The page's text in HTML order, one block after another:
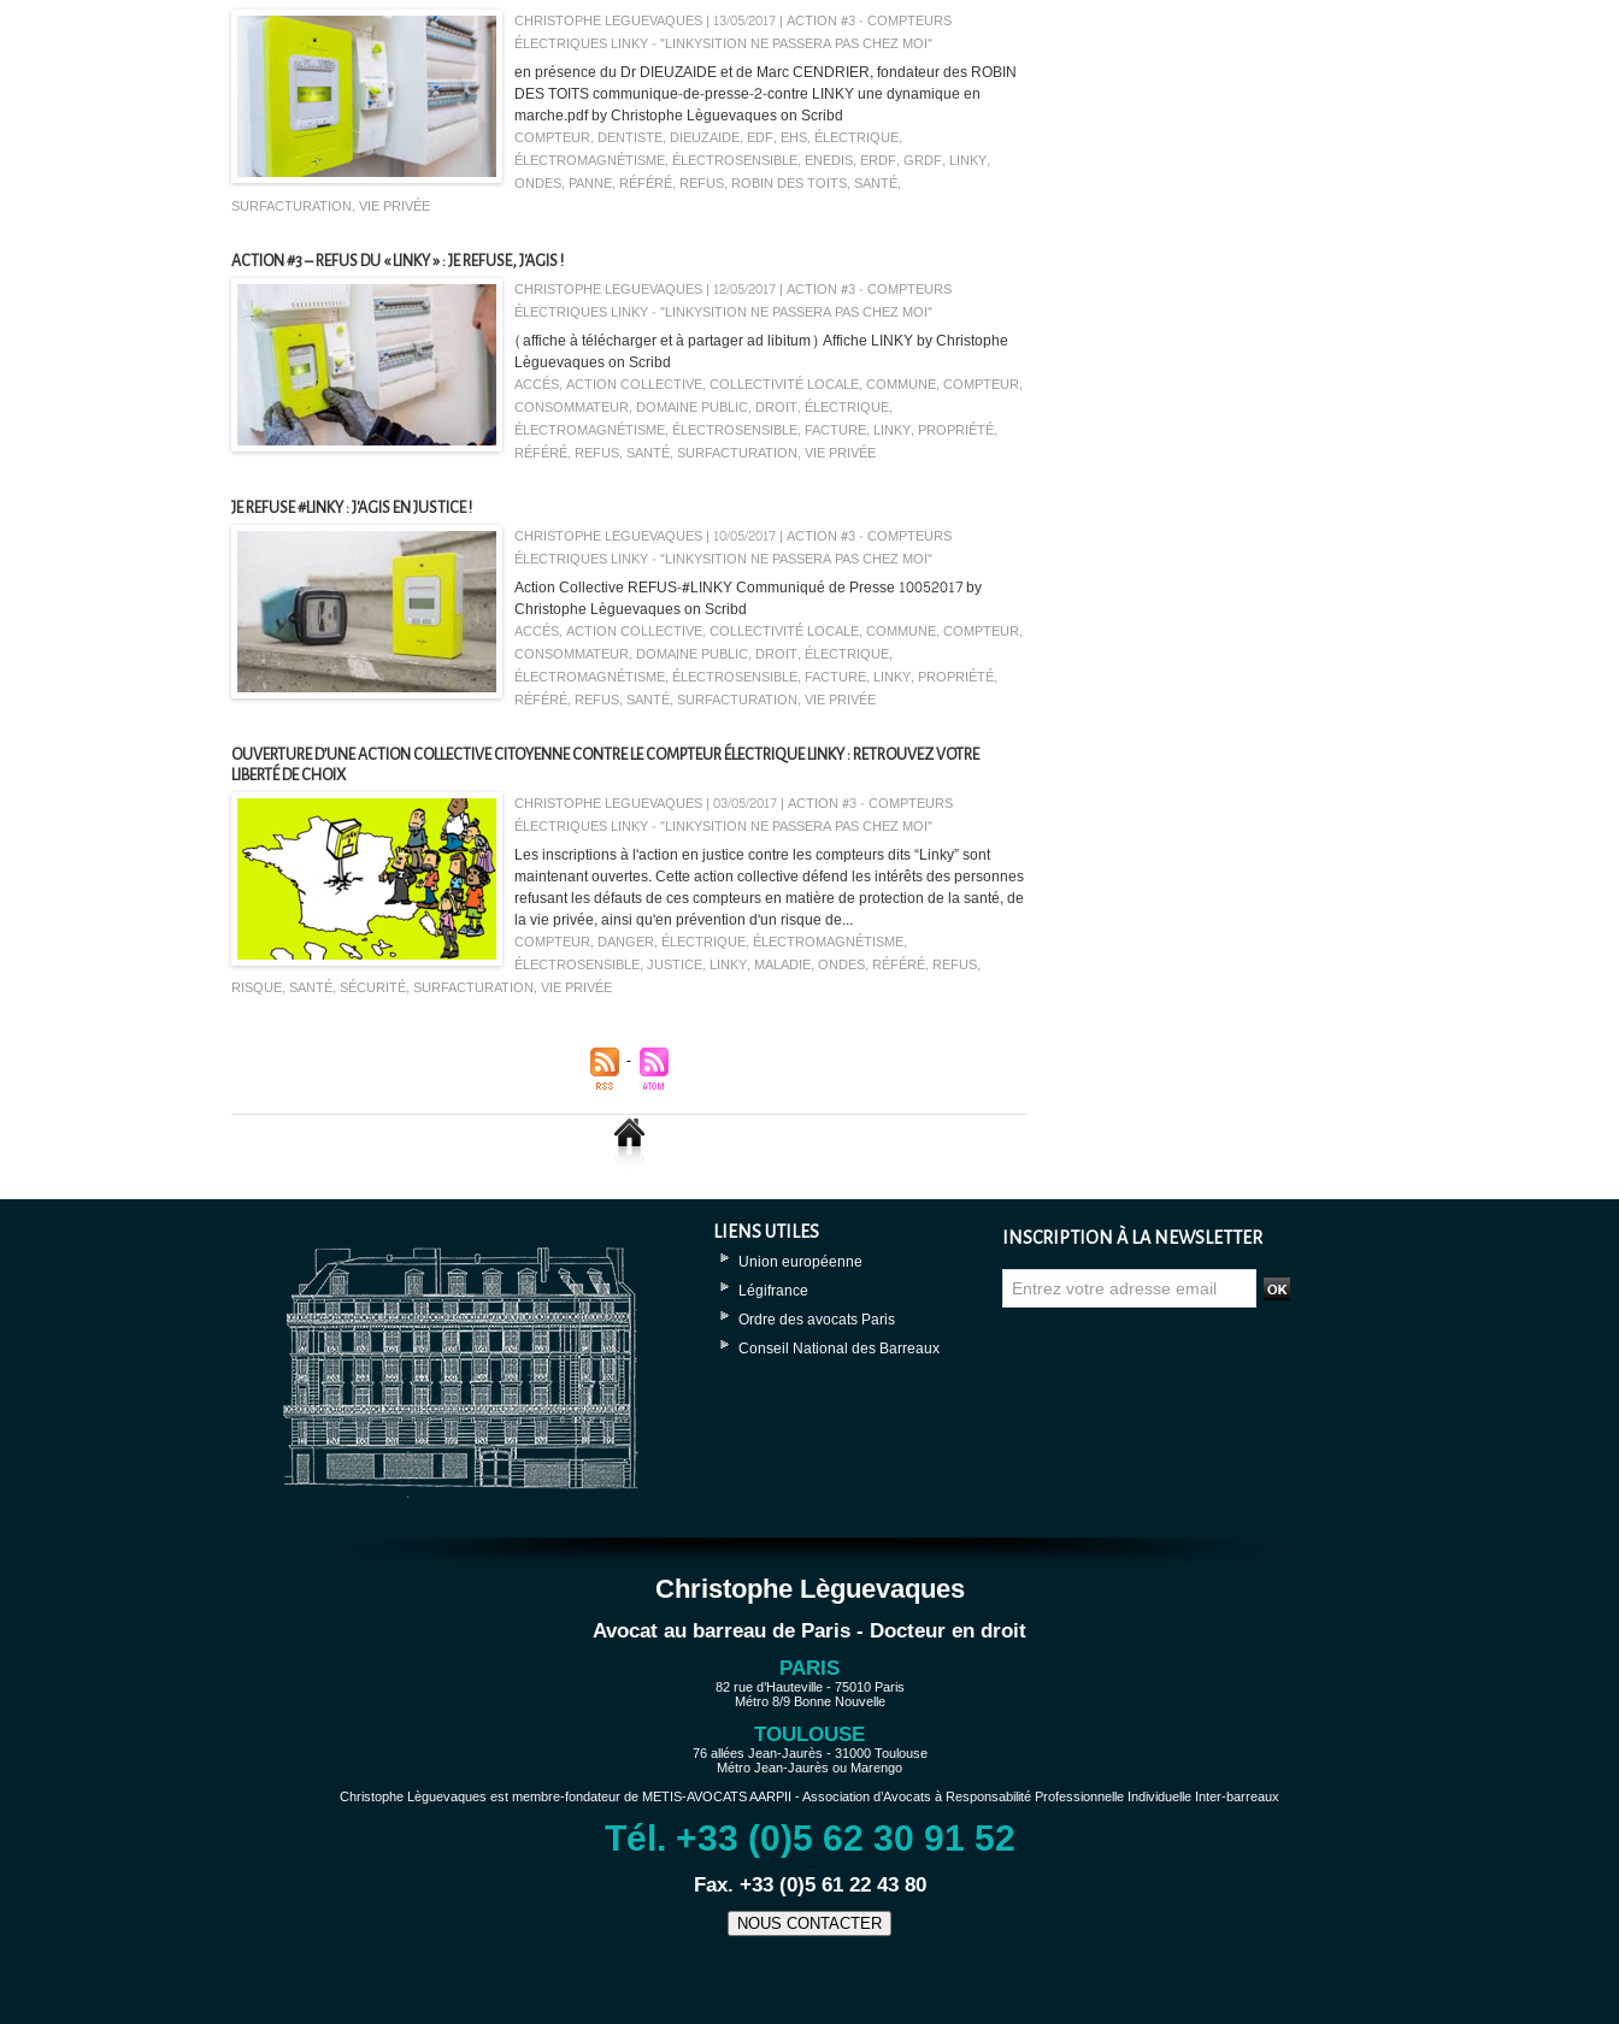
CHRISTOPHE LEGUEVAQUES | 13/05/2017 | ACTION #3 - COMPTEURS
ÉLECTRIQUES LINKY - "LINKYSITION NE PASSERA PAS CHEZ MOI"
en présence du Dr DIEUZAIDE et de Marc CENDRIER, fondateur des ROBIN
DES TOITS communique-de-presse-2-contre LINKY une dynamique en
marche.pdf by Christophe Lèguevaques on Scribd
COMPTEUR, DENTISTE, DIEUZAIDE, EDF, EHS, ÉLECTRIQUE,
ÉLECTROMAGNÉTISME, ÉLECTROSENSIBLE, ENEDIS, ERDF, GRDF, LINKY,
ONDES, PANNE, RÉFÉRÉ, REFUS, ROBIN DES TOITS, SANTÉ,
SURFACTURATION, VIE PRIVÉE
ACTION #3 – REFUS DU « LINKY » : JE REFUSE, J'AGIS !
CHRISTOPHE LEGUEVAQUES | 12/05/2017 | ACTION #3 - COMPTEURS
ÉLECTRIQUES LINKY - "LINKYSITION NE PASSERA PAS CHEZ MOI"
(affiche à télécharger et à partager ad libitum) Affiche LINKY by Christophe
Lèguevaques on Scribd
ACCÉS, ACTION COLLECTIVE, COLLECTIVITÉ LOCALE, COMMUNE, COMPTEUR,
CONSOMMATEUR, DOMAINE PUBLIC, DROIT, ÉLECTRIQUE,
ÉLECTROMAGNÉTISME, ÉLECTROSENSIBLE, FACTURE, LINKY, PROPRIÉTÉ,
RÉFÉRÉ, REFUS, SANTÉ, SURFACTURATION, VIE PRIVÉE
JE REFUSE #LINKY : J'AGIS EN JUSTICE !
CHRISTOPHE LEGUEVAQUES | 10/05/2017 | ACTION #3 - COMPTEURS
ÉLECTRIQUES LINKY - "LINKYSITION NE PASSERA PAS CHEZ MOI"
Action Collective REFUS-#LINKY Communiqué de Presse 10052017 by
Christophe Lèguevaques on Scribd
ACCÉS, ACTION COLLECTIVE, COLLECTIVITÉ LOCALE, COMMUNE, COMPTEUR,
CONSOMMATEUR, DOMAINE PUBLIC, DROIT, ÉLECTRIQUE,
ÉLECTROMAGNÉTISME, ÉLECTROSENSIBLE, FACTURE, LINKY, PROPRIÉTÉ,
RÉFÉRÉ, REFUS, SANTÉ, SURFACTURATION, VIE PRIVÉE
OUVERTURE D’UNE ACTION COLLECTIVE CITOYENNE CONTRE LE COMPTEUR ÉLECTRIQUE LINKY : RETROUVEZ VOTRE
LIBERTÉ DE CHOIX
CHRISTOPHE LEGUEVAQUES | 03/05/2017 | ACTION #3 - COMPTEURS
ÉLECTRIQUES LINKY - "LINKYSITION NE PASSERA PAS CHEZ MOI"
Les inscriptions à l'action en justice contre les compteurs dits “Linky” sont
maintenant ouvertes. Cette action collective défend les intérêts des personnes
refusant les défauts de ces compteurs en matière de protection de la santé, de
la vie privée, ainsi qu'en prévention d'un risque de...
COMPTEUR, DANGER, ÉLECTRIQUE, ÉLECTROMAGNÉTISME,
ÉLECTROSENSIBLE, JUSTICE, LINKY, MALADIE, ONDES, RÉFÉRÉ, REFUS,
RISQUE, SANTÉ, SÉCURITÉ, SURFACTURATION, VIE PRIVÉE
LIENS UTILES
Union européenne
Légifrance
Ordre des avocats Paris
Conseil National des Barreaux
INSCRIPTION À LA NEWSLETTER
Christophe Lèguevaques
Avocat au barreau de Paris - Docteur en droit
PARIS
82 rue d’Hauteville - 75010 Paris
Métro 8/9 Bonne Nouvelle
TOULOUSE
76 allées Jean-Jaurès - 31000 Toulouse
Métro Jean-Jaurès ou Marengo
Christophe Lèguevaques est membre-fondateur de METIS-AVOCATS AARPII - Association d’Avocats à Responsabilité Professionnelle Individuelle Inter-barreaux
Tél. +33 (0)5 62 30 91 52
−
Fax. +33 (0)5 61 22 43 80
NOUS CONTACTER